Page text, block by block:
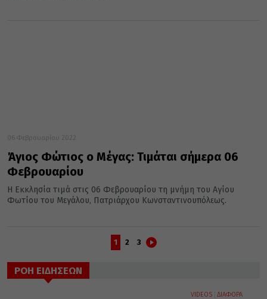
06 Φεβρουαρίου 2022
Άγιος Φώτιος ο Μέγας: Τιμάται σήμερα 06
Φεβρουαρίου
Η Εκκλησία τιμά στις 06 Φεβρουαρίου τη μνήμη του Αγίου
Φωτίου του Μεγάλου, Πατριάρχου Κωνσταντινουπόλεως.
1 2 3
ΡΟΗ ΕΙΔΗΣΕΩΝ
VIDEOS
ΔΙΑΦΟΡΑ